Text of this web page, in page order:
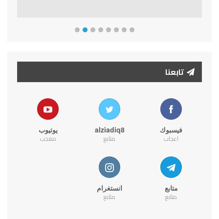
تابعنا
فيسبوك
اعجاب
alziadiq8
متابع
يوتيوب
معجب
متابع
متابع
انستغرام
متابع